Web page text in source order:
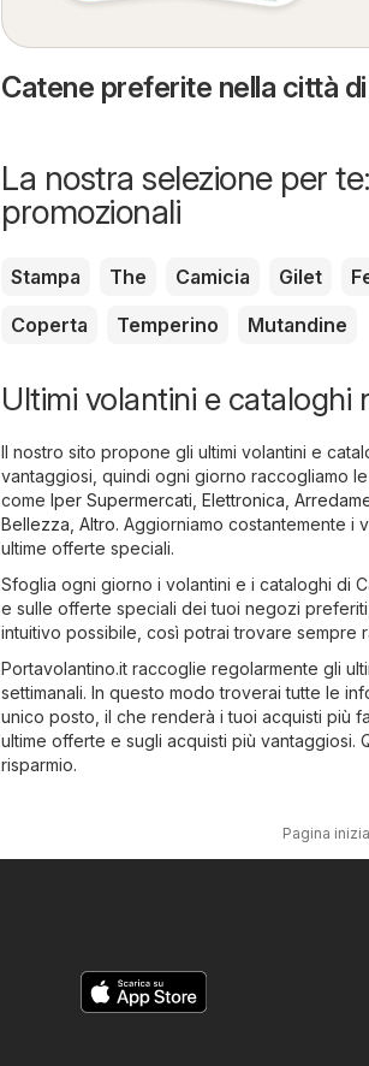
Catene preferite nella città
La nostra selezione per
promozionali
Stampa The Camicia Gilet
Coperta
Temperino Mutandine
Ultimi volantini e cataloghi
Il nostro sito propone gli ultimi volantini e
vantaggiosi, quindi ogni giorno raccogliamo
come Iper Supermercati Elettronica
Bellezza Altro. Aggiorniamo costantemente i
ultime offerte speciali.
Sfoglia ogni giorno i volantini e i cataloghi di
e sulle offerte speciali dei tuoi negozi
intuitivo possibile, così potrai trovare sempre
Portavolantino.it raccoglie regolarmente gli
settimanali. In questo modo troverai tutte le
unico posto, il che renderà i tuoi acquisti più
ultime offerte e sugli acquisti più vantaggiosi.
risparmio.
Pagina